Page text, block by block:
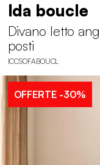
Ida boucle
Divano letto
posti
ICCSOFABOUCL
OFFERTE-30%